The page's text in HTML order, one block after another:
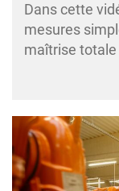
Dans cette
mesures
maîtrise